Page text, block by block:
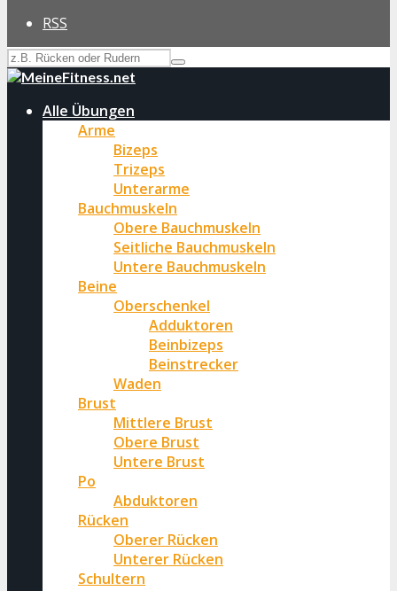
RSS
Alle Übungen
Arme
Bizeps
Trizeps
Unterarme
Bauchmuskeln
Obere Bauchmuskeln
Seitliche Bauchmuskeln
Untere Bauchmuskeln
Beine
Oberschenkel
Adduktoren
Beinbizeps
Beinstrecker
Waden
Brust
Mittlere Brust
Obere Brust
Untere Brust
Po
Abduktoren
Rücken
Oberer Rücken
Unterer Rücken
Schultern